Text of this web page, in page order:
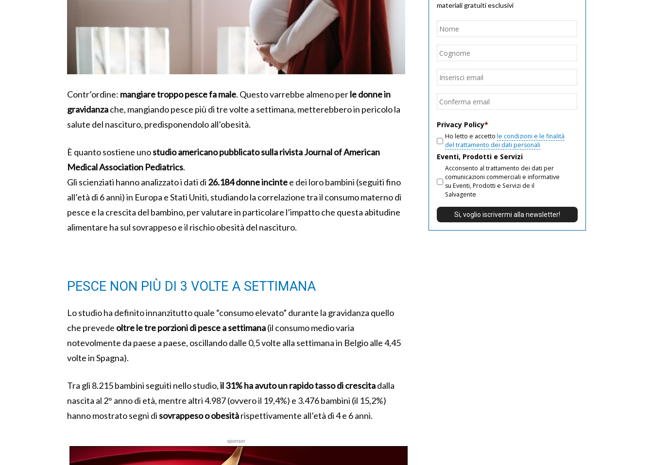
Contr’ordine: mangiare troppo pesce fa male. Questo varrebbe almeno perle donne in
gravidanzache, mangiando pesce più di tre volte a settimana, metterebbero in pericolo la
salute del nascituro, predisponendolo all’obesità.
È quanto sostiene unostudio americano pubblicato sulla rivista Journal of American
Medical Association Pediatrics.
Gli scienziati hanno analizzato i dati di 26.184 donne incintee dei loro bambini (seguiti fino
all’età di 6 anni) in Europa e Stati Uniti, studiando la correlazione tra il consumo materno di
pesce e la crescita del bambino, per valutare in particolare l’impatto che questa abitudine
alimentare ha sul sovrappeso e il rischio obesità del nascituro.
PESCE NON PIÙ DI 3 VOLTE A SETTIMANA
Lo studio ha definito innanzitutto quale “consumo elevato” durante la gravidanza quello
che prevede oltre le tre porzioni di pesce a settimana(il consumo medio varia
notevolmente da paese a paese, oscillando dalle 0,5 volte alla settimana in Belgio alle 4,45
volte in Spagna).
Tra gli 8.215 bambini seguiti nello studio,il 31% ha avuto un rapido tasso di crescitadalla
nascita al 2° anno di età, mentre altri 4.987 (ovvero il 19,4%) e 3.476 bambini (il 15,2%)
hanno mostrato segni disovrappeso o obesitàrispettivamente all’età di 4 e 6 anni.
sponsor
materiali gratuiti esclusivi
Nome
Email
Privacy Policy*
Ho letto e accetto le condizioni e le finalità
del trattamento dei dati personali
Eventi, Prodotti e Servizi
Acconsento al trattamento dei dati per
comunicazioni commerciali e informative
su Eventi, Prodotti e Servizi de il
Salvagente